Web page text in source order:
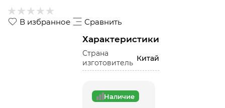
В избранное Сравнить
Характеристики
Страна
изготовитель
Китай
Наличие